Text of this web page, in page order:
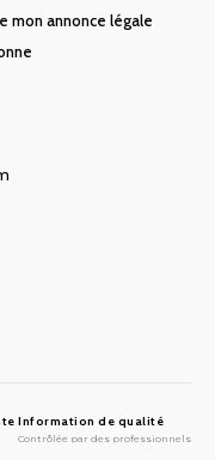
mon annonce légale
Information de qualité
Contrôlée par des professionnels